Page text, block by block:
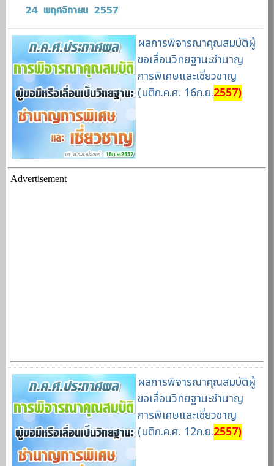
ผลการพิจารณาคุณสมบัติผู้
ขอเลื่อนวิทยฐานะชำนาญ
การพิเศษและเชี่ยวชาญ
(มติก.ค.ศ. 16ก.ย.2557)
Advertisement
ผลการพิจารณาคุณสมบัติผู้
ขอเลื่อนวิทยฐานะชำนาญ
การพิเศษและเชี่ยวชาญ
(มติก.ค.ศ. 12ก.ย.2557)